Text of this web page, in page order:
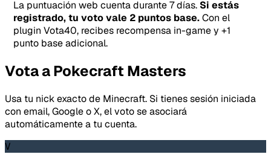
La puntuación web cuenta durante 7 días. Si estás
registrado, tu voto vale 2 puntos base.Con el
plugin Vota40, recibes recompensa in-game y +1
punto base adicional.
Vota a Pokecraft Masters
Usa tu nick exacto de Minecraft. Si tienes sesión iniciada
con email, Google o X, el voto se asociará
automáticamente a tu cuenta.
V